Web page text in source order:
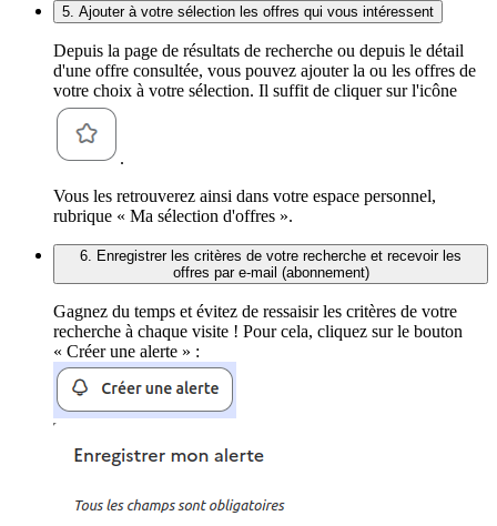
5. Ajouter à votre sélection les offres qui vous intéressent
Depuis la page de résultats de recherche ou depuis le détail
d'une offre consultée, vous pouvez ajouter la ou les offres de
votre choix à votre sélection. Il suffit de cliquer sur l'icône
.
Vous les retrouverez ainsi dans votre espace personnel,
rubrique « Ma sélection d'offres ».
6. Enregistrer les critères de votre recherche et recevoir les
offres par e-mail (abonnement)
Gagnez du temps et évitez de ressaisir les critères de votre
recherche à chaque visite ! Pour cela, cliquez sur le bouton
« Créer une alerte » :